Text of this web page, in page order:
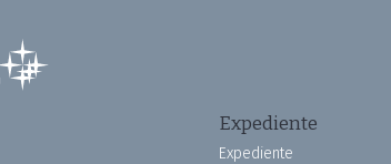
Expediente
Expediente